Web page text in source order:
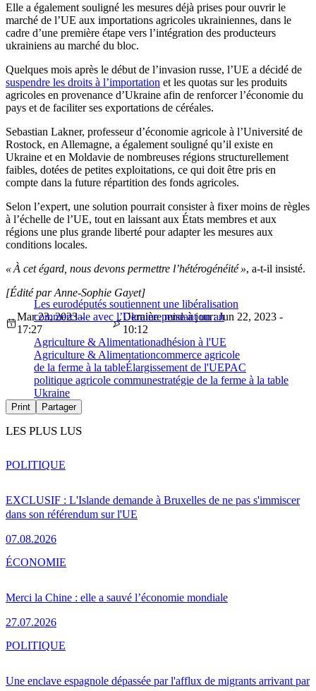
Elle a également souligné les mesures déjà prises pour ouvrir le
marché de l’UE aux importations agricoles ukrainiennes, dans le
cadre d’une première étape vers l’intégration des producteurs
ukrainiens au marché du bloc.
Quelques mois après le début de l’invasion russe, l’UE a décidé de
suspendre les droits à l’importation et les quotas sur les produits
agricoles en provenance d’Ukraine afin de renforcer l’économie du
pays et de faciliter ses exportations de céréales.
Sebastian Lakner, professeur d’économie agricole à l’Université de
Rostock, en Allemagne, a également souligné qu’il existe en
Ukraine et en Moldavie de nombreuses régions structurellement
faibles, dotées de petites exploitations, ce qui doit être pris en
compte dans la future répartition des fonds agricoles.
Selon l’expert, une solution pourrait consister à fixer moins de règles
à l’échelle de l’UE, tout en laissant aux États membres et aux
régions une plus grande liberté pour adapter les mesures aux
conditions locales.
« À cet égard, nous devons permettre l’hétérogénéité », a-t-il insisté.
Les eurodéputés soutiennent une libéralisation
commerciale avec l’Ukraine pendant un an
[Édité par Anne-Sophie Gayet]
Mar 23, 2023 -
17:27
Dernière mise à jour: Jun 22, 2023 -
10:12
Agriculture & Alimentationadhésion à l'UE
Agriculture & Alimentationcommerce agricole
de la ferme à la tableÉlargissement de l'UEPAC
politique agricole communestratégie de la ferme à la table
Ukraine
Print Partager
LES PLUS LUS
EXCLUSIF : L'Islande demande à Bruxelles de ne pas s'immiscer
dans son référendum sur l'UE
07.08.2026
POLITIQUE
Merci la Chine : elle a sauvé l’économie mondiale
27.07.2026
ÉCONOMIE
Une enclave espagnole dépassée par l'afflux de migrants arrivant par
POLITIQUE